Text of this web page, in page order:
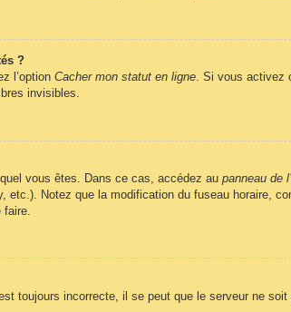
?
l’option Cacher mon statut en ligne. Si vous activez
invisibles.
vous êtes. Dans ce cas, accédez au panneau de
Notez que la modification du fuseau horaire,
toujours incorrecte, il se peut que le serveur ne